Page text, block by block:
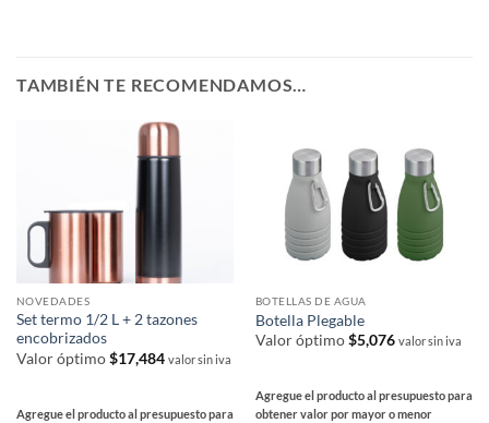
TAMBIÉN TE RECOMENDAMOS…
NOVEDADES
Set termo 1/2 L + 2 tazones
encobrizados
Valor óptimo$17,484 valor sin iva
Agregue el producto al presupuesto para
BOTELLAS DE AGUA
Botella Plegable
Valor óptimo$5,076 valor sin iva
Agregue el producto al presupuesto para
obtener valor por mayor o menor